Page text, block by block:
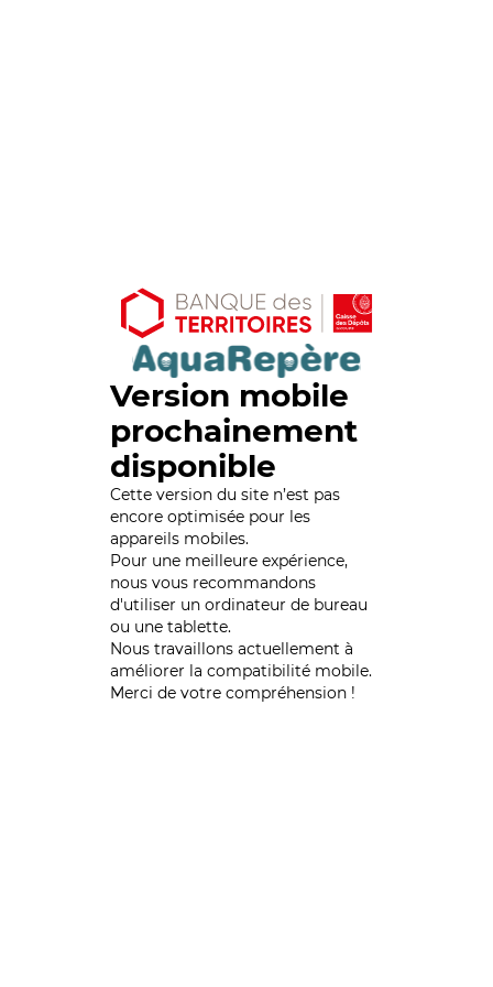
Version mobile
prochainement
disponible
Cette version du site n’est pas
encore optimisée pour les
appareils mobiles.
Pour une meilleure expérience,
nous vous recommandons
d'utiliser un ordinateur de bureau
ou une tablette.
Nous travaillons actuellement à
améliorer la compatibilité mobile.
Merci de votre compréhension !